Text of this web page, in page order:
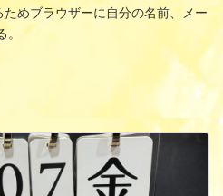
めブラウザーに自分の名前、メー